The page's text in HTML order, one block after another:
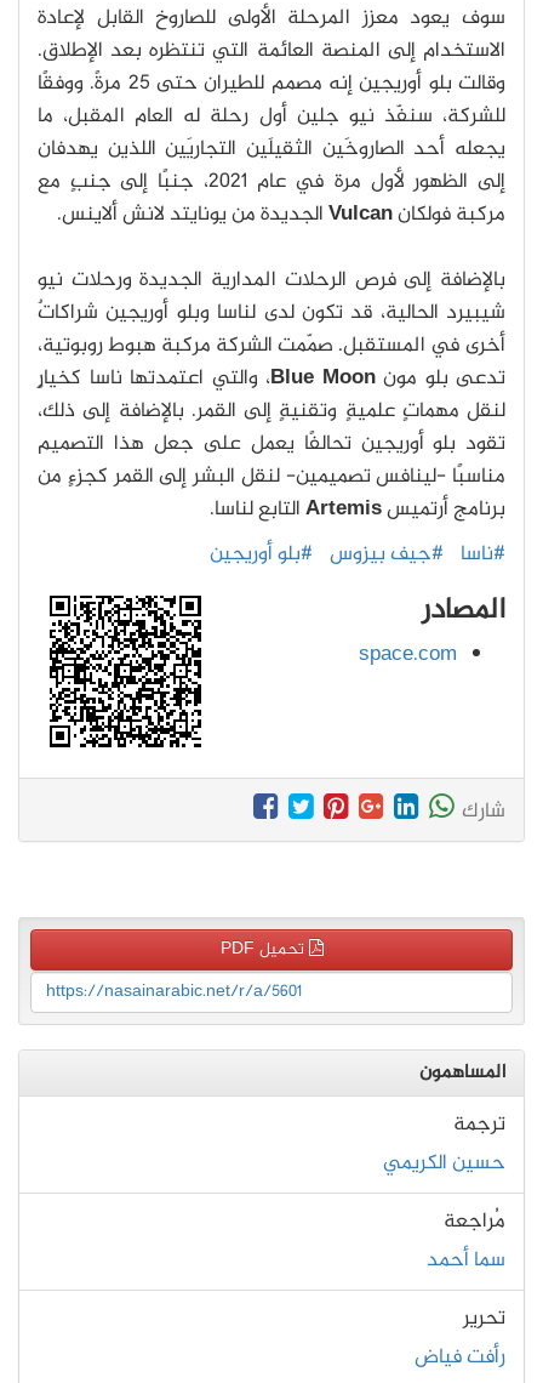
سوف يعود معزز المرحلة الأولى للصاروخ القابل لإعادة
الاستخدام إلى المنصة العائمة التي تنتظره بعد الإطلاق.
وقالت بلو أوريجين إنه مصمم للطيران حتى 25 مرةً. ووفقًا
للشركة، سنفّذ نيو جلين أول رحلة له العام المقبل، ما
يجعله أحد الصاروخَين الثقيلَين التجاريَين اللذين يهدفان
إلى الظهور لأول مرة في عام 2021، جنبًا إلى جنبٍ مع
مركبة فولكانVulcanالجديدة من يونايتد لانش ألاينس.
بالإضافة إلى فرص الرحلات المدارية الجديدة ورحلات نيو
شيبيرد الحالية، قد تكون لدى لناسا وبلو أوريجين شراكاتٌ
أخرى في المستقبل. صمّمت الشركة مركبة هبوط روبوتية،
تدعى بلو مونBlue Moon، والتي اعتمدتها ناسا كخيارٍ
لنقل مهماتٍ علميةٍ وتقنيةٍ إلى القمر. بالإضافة إلى ذلك،
تقود بلو أوريجين تحالفًا يعمل على جعل هذا التصميم
مناسبًا -لينافس تصميمين- لنقل البشر إلى القمر كجزءٍ من
برنامج أرتميسArtemisالتابع لناسا.
#ناسا #جيف بيزوس #بلو أوريجين
المصادر
space.com
شارك
تحميل PDF
https://nasainarabic.net/r/a/5601
المساهمون
ترجمة
حسين الكريمي
مُراجعة
سما أحمد
تحرير
رأفت فياض